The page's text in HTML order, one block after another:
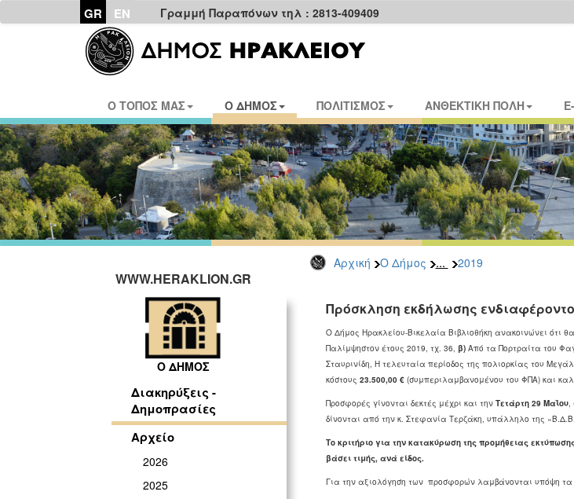
GR EN Γραμμή Παραπόνων τηλ : 2813-409409
Ο ΤΟΠΟΣ ΜΑΣ Ο ΔΗΜΟΣ ΠΟΛΙΤΙΣΜΟΣ ΑΝΘΕΚΤΙΚΗ ΠΟΛΗ
Αρχική Ο Δήμος ... 2019
WWW.HERAKLION.GR
Ο ΔΗΜΟΣ
Διακηρύξεις -
Δημοπρασίες
Αρχείο
2026
2025
Πρόσκληση εκδήλωσης
Ο Δήμος Ηρακλείου-Βικελαία Βιβλιοθήκη ανακοινώνει ότι
Παλίμψηστον έτους 2019, τχ. 36, β)Από τα Πορτραίτα του
Σταυρινίδη, Η τελευταία περίοδος της πολιορκίας του
κόστους 23.500,00 €(συμπεριλαμβανομένου του ΦΠΑ) και
Προσφορές γίνονται δεκτές μέχρι και την Τετάρτη 29 Μαΐου,
δίνονται από την κ. Στεφανία Τερζάκη, υπάλληλο της
Το κριτήριο για την κατακύρωση της προμήθειας
βάσει τιμής, ανά είδος.
Για την αξιολόγηση των προσφορών λαμβάνονται υπόψη